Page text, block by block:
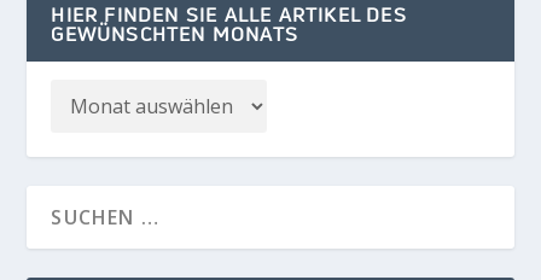
HIER FINDEN SIE ALLE ARTIKEL DES
GEWÜNSCHTEN MONATS